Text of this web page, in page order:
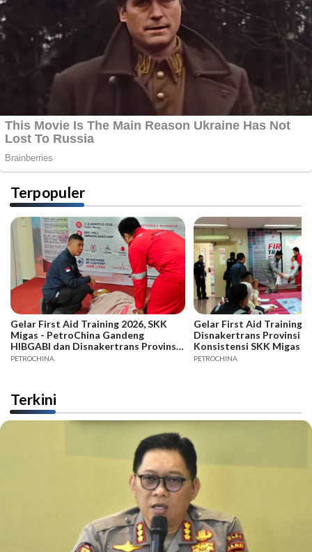
Terpopuler
Gelar First Aid Training 2026, SKK
Migas - PetroChina Gandeng
HIBGABI dan Disnakertrans Provinsi
Jambi
PETROCHINA
Gelar First Aid Training
Disnakertrans Provinsi
Konsistensi SKK Migas -
PETROCHINA
Terkini